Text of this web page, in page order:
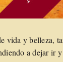
vida y belleza,
a dejar ir